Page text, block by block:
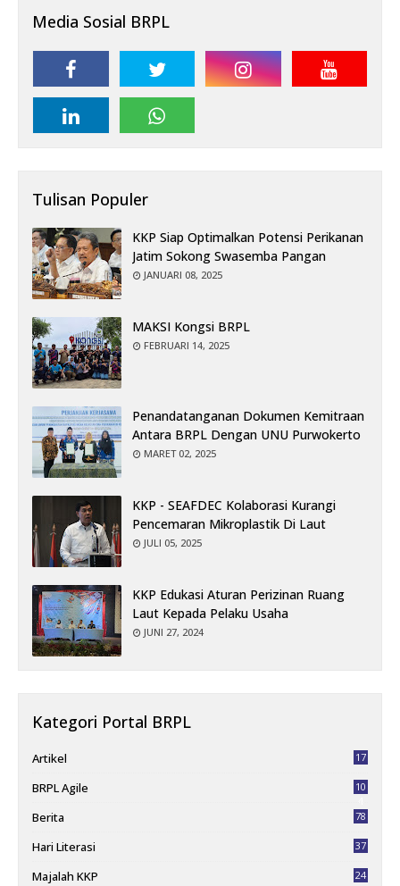
Media Sosial BRPL
Tulisan Populer
KKP Siap Optimalkan Potensi Perikanan
Jatim Sokong Swasemba Pangan
JANUARI 08, 2025
MAKSI Kongsi BRPL
FEBRUARI 14, 2025
Penandatanganan Dokumen Kemitraan
Antara BRPL Dengan UNU Purwokerto
MARET 02, 2025
KKP - SEAFDEC Kolaborasi Kurangi
Pencemaran Mikroplastik Di Laut
JULI 05, 2025
KKP Edukasi Aturan Perizinan Ruang
Laut Kepada Pelaku Usaha
JUNI 27, 2024
Kategori Portal BRPL
Artikel 17
BRPL Agile
10
Berita 78
Hari Literasi 37
Majalah KKP 24